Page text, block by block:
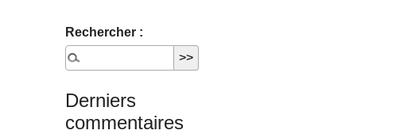
Rechercher :
Derniers
commentaires